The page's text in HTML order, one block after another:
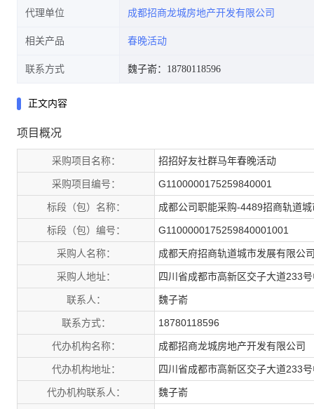
代理单位 成都招商龙城房地产开发有限公司
相关产品 春晚活动
联系方式 魏子嵛：18780118596
正文内容
项目概况
采购项目名称： 招招好友社群马年春晚活动
采购项目编号： G1100000175259840001
标段（包）名称： 成都公司职能采购-4489招商轨道
标段（包）编号： G1100000175259840001001
采购人名称： 成都天府招商轨道城市发展有限公
采购人地址： 四川省成都市高新区交子大道233
联系人： 魏子嵛
联系方式： 18780118596
代办机构名称： 成都招商龙城房地产开发有限公司
代办机构地址： 四川省成都市高新区交子大道233
代办机构联系人： 魏子嵛